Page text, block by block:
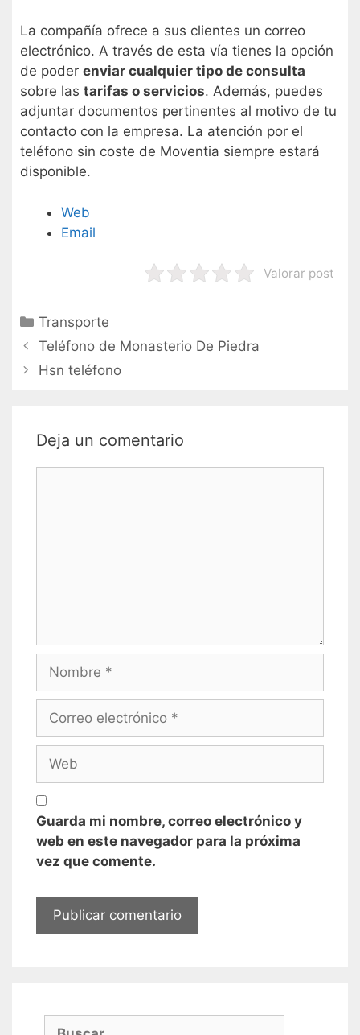
La compañía ofrece a sus clientes un correo
electrónico. A través de esta vía tienes la opción
de poder enviar cualquier tipo de consulta
sobre las tarifas o servicios. Además, puedes
adjuntar documentos pertinentes al motivo de tu
contacto con la empresa. La atención por el
teléfono sin coste de Moventia siempre estará
disponible.
Web
Email
Valorar post
Categorías
Transporte
Navegación
de
Teléfono de Monasterio De Piedra
Hsn teléfono
Deja un comentario
Nombre
Correo
Web
Guarda mi nombre, correo electrónico y
web en este navegador para la próxima
vez que comente.